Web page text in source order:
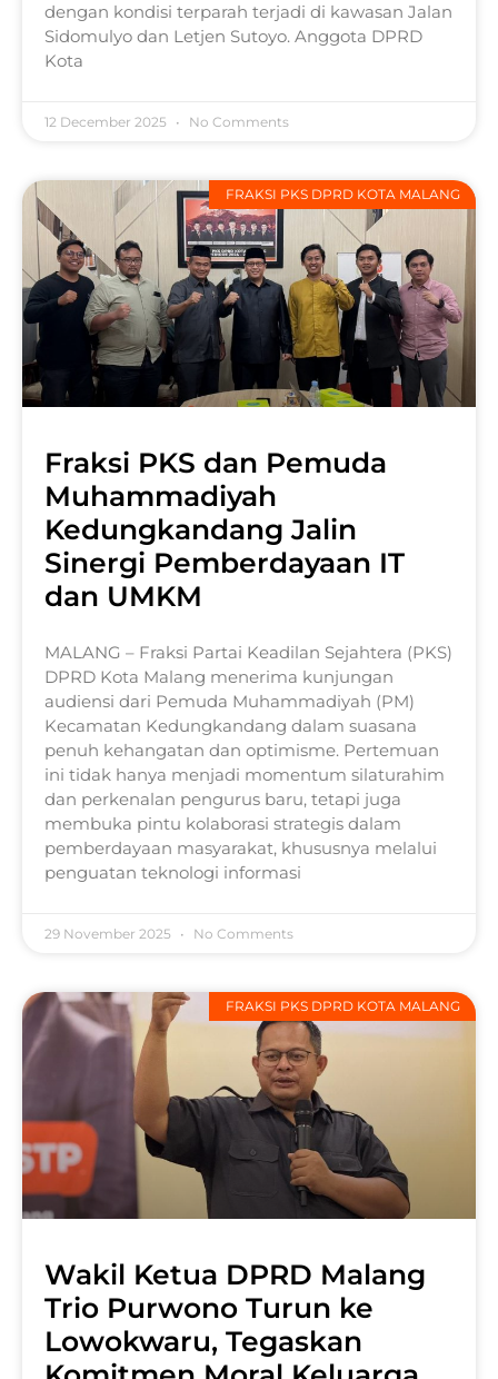
dengan kondisi terparah terjadi di kawasan Jalan
Sidomulyo dan Letjen Sutoyo. Anggota DPRD
Kota
12 December 2025 No Comments
FRAKSI PKS DPRD KOTA MALANG
Fraksi PKS dan Pemuda
Muhammadiyah
Kedungkandang Jalin
Sinergi Pemberdayaan IT
dan UMKM
MALANG – Fraksi Partai Keadilan Sejahtera (PKS)
DPRD Kota Malang menerima kunjungan
audiensi dari Pemuda Muhammadiyah (PM)
Kecamatan Kedungkandang dalam suasana
penuh kehangatan dan optimisme. Pertemuan
ini tidak hanya menjadi momentum silaturahim
dan perkenalan pengurus baru, tetapi juga
membuka pintu kolaborasi strategis dalam
pemberdayaan masyarakat, khususnya melalui
penguatan teknologi informasi
29 November 2025 No Comments
FRAKSI PKS DPRD KOTA MALANG
Wakil Ketua DPRD Malang
Trio Purwono Turun ke
Lowokwaru, Tegaskan